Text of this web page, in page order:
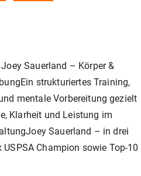
Sauerland – Körper &
strukturiertes Training,
mentale Vorbereitung gezielt
Klarheit und Leistung im
Sauerland – in drei
Champion sowie Top-10